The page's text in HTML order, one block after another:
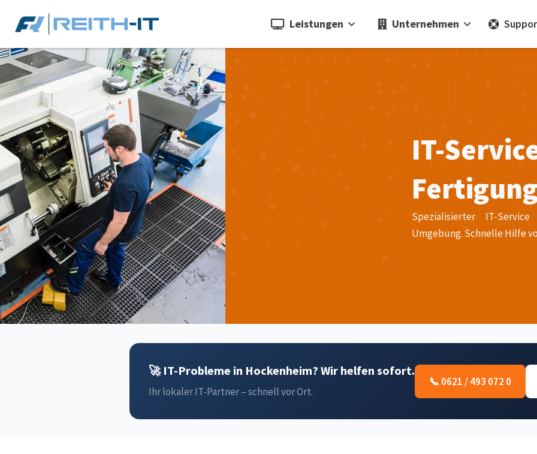
Leistungen Unternehmen
IT-
Spezialisierter IT-
Umgebung. Schnelle Hilfe
🚀 IT-Probleme in Hockenheim? Wir helfen sofort.
Ihr lokaler IT-Partner – schnell vor Ort.
📞 0621 / 493 072 0